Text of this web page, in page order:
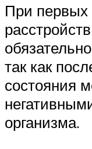
При первых
так как
состояния
организма.